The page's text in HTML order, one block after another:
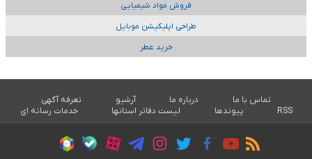
فروش مواد شیمیایی
طراحی اپلیکیشن موبایل
خرید عطر
تماس با ما درباره ما آرشیو
تعرفه آگهی
RSS
پیوندها لیست دفاتر استانها خدمات رسانه ای